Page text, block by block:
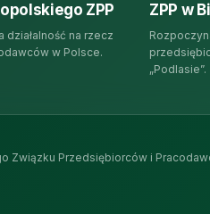
ZPP
działalność na rzecz
w Polsce.
ZPP w
„Podlasie”.
Związku Przedsiębiorców i